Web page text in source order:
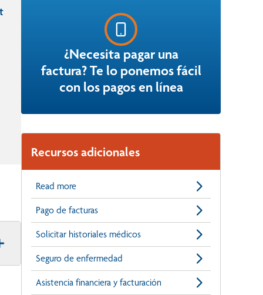
¿Necesita pagar una
factura? Te lo ponemos fácil
con los pagos en línea
Recursos adicionales
Read more
Pago de facturas
Solicitar historiales médicos
Seguro de enfermedad
Asistencia financiera y facturación